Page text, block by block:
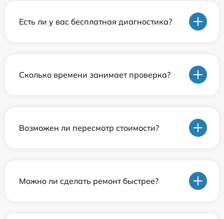
Есть ли у вас бесплатная диагностика?
Сколько времени занимает проверка?
Возможен ли пересмотр стоимости?
Можно ли сделать ремонт быстрее?